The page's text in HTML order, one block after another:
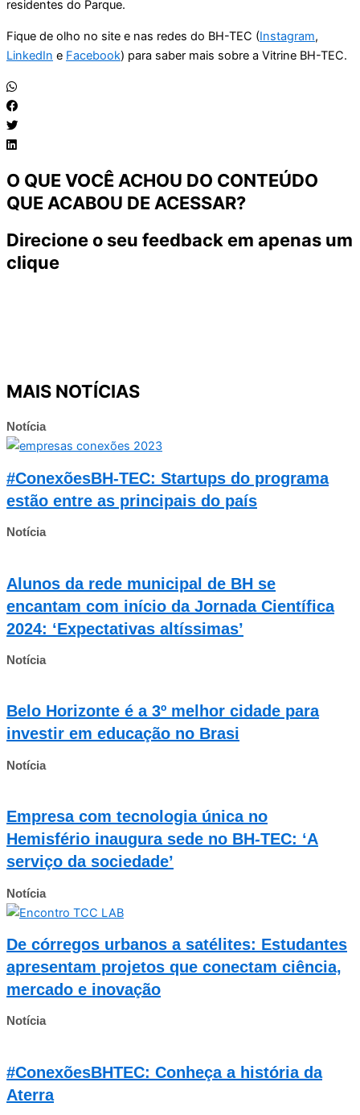
residentes do Parque.
Fique de olho no site e nas redes do BH-TEC (Instagram,
LinkedIn e Facebook) para saber mais sobre a Vitrine BH-TEC.
O QUE VOCÊ ACHOU DO CONTEÚDO
QUE ACABOU DE ACESSAR?
Direcione o seu feedback em apenas um
clique
MAIS NOTÍCIAS
Notícia
#ConexõesBH-TEC: Startups do programa
estão entre as principais do país
Notícia
Alunos da rede municipal de BH se
encantam com início da Jornada Científica
2024: ‘Expectativas altíssimas’
Notícia
Belo Horizonte é a 3º melhor cidade para
investir em educação no Brasi
Notícia
Empresa com tecnologia única no
Hemisfério inaugura sede no BH-TEC: ‘A
serviço da sociedade’
Notícia
De córregos urbanos a satélites: Estudantes
apresentam projetos que conectam ciência,
mercado e inovação
Notícia
#ConexõesBHTEC: Conheça a história da
Aterra